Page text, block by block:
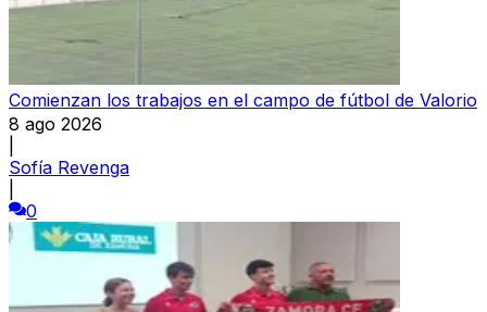
Comienzan los trabajos en el campo de fútbol de Valorio
8 ago 2026
Sofía Revenga
0